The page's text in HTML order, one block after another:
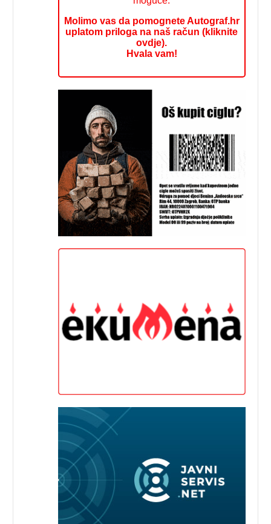
Molimo vas da pomognete Autograf.hr
uplatom priloga na naš račun (kliknite
ovdje).
Hvala vam!